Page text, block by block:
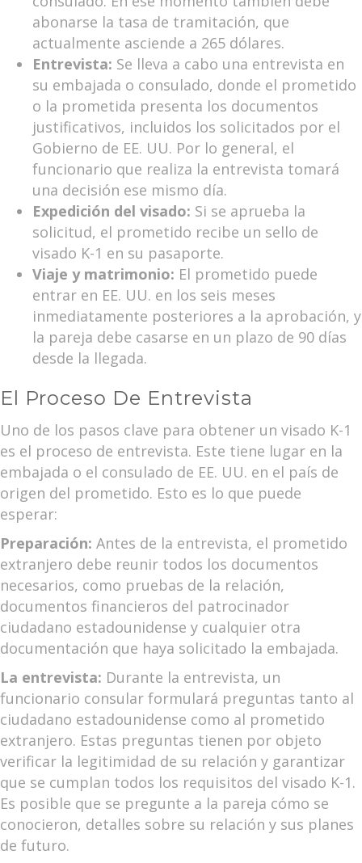
abonarse la tasa de tramitación, que
actualmente asciende a 265 dólares.
Entrevista: Se lleva a cabo una entrevista en
su embajada o consulado, donde el prometido
o la prometida presenta los documentos
justificativos, incluidos los solicitados por el
Gobierno de EE. UU. Por lo general, el
funcionario que realiza la entrevista tomará
una decisión ese mismo día.
Expedición del visado: Si se aprueba la
solicitud, el prometido recibe un sello de
visado K-1 en su pasaporte.
Viaje y matrimonio: El prometido puede
entrar en EE. UU. en los seis meses
inmediatamente posteriores a la aprobación, y
la pareja debe casarse en un plazo de 90 días
desde la llegada.
El Proceso De Entrevista
Uno de los pasos clave para obtener un visado K-1
es el proceso de entrevista. Este tiene lugar en la
embajada o el consulado de EE. UU. en el país de
origen del prometido. Esto es lo que puede
esperar:
Preparación: Antes de la entrevista, el prometido
extranjero debe reunir todos los documentos
necesarios, como pruebas de la relación,
documentos financieros del patrocinador
ciudadano estadounidense y cualquier otra
documentación que haya solicitado la embajada.
La entrevista: Durante la entrevista, un
funcionario consular formulará preguntas tanto al
ciudadano estadounidense como al prometido
extranjero. Estas preguntas tienen por objeto
verificar la legitimidad de su relación y garantizar
que se cumplan todos los requisitos del visado K-1.
Es posible que se pregunte a la pareja cómo se
conocieron, detalles sobre su relación y sus planes
de futuro.